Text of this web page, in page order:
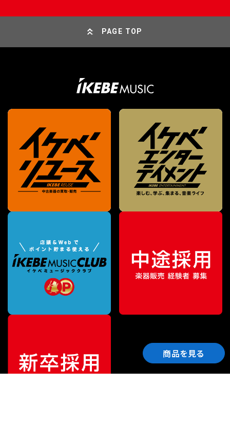
商品を見る
PAGE TOP